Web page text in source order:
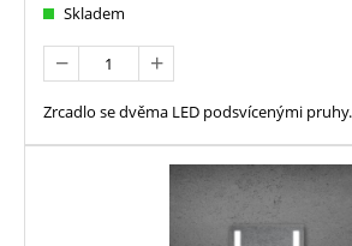
Skladem
Zrcadlo se dvěma LED podsvícenými